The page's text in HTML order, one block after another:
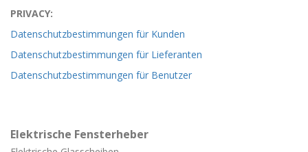
PRIVACY:
Datenschutzbestimmungen für Kunden
Datenschutzbestimmungen für Lieferanten
Datenschutzbestimmungen für Benutzer
Elektrische Fensterheber